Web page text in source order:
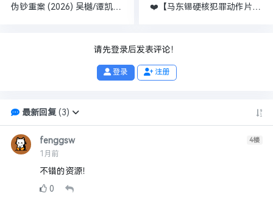
伪钞重案 (2026) 吴樾/谭凯 内嵌简英 4K高码
❤️【马东锡硬核犯罪动作片】邻里的人们Ordinary People【2018】BD1080P [中文字幕] [4.9G]
请先登录后发表评论！
登录 注册
最新回复(3)
fenggsw
1月前
4楼
不错的资源！
0